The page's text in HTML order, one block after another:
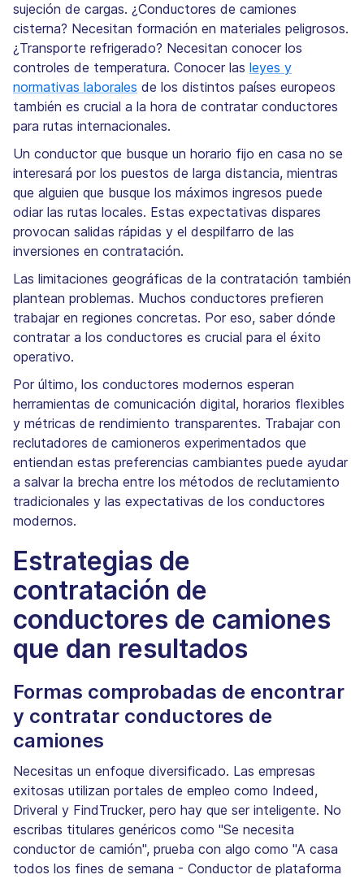
sujeción de cargas. ¿Conductores de camiones
cisterna? Necesitan formación en materiales peligrosos.
¿Transporte refrigerado? Necesitan conocer los
controles de temperatura. Conocer las leyes y
normativas laborales de los distintos países europeos
también es crucial a la hora de contratar conductores
para rutas internacionales.
Un conductor que busque un horario fijo en casa no se
interesará por los puestos de larga distancia, mientras
que alguien que busque los máximos ingresos puede
odiar las rutas locales. Estas expectativas dispares
provocan salidas rápidas y el despilfarro de las
inversiones en contratación.
Las limitaciones geográficas de la contratación también
plantean problemas. Muchos conductores prefieren
trabajar en regiones concretas. Por eso, saber dónde
contratar a los conductores es crucial para el éxito
operativo.
Por último, los conductores modernos esperan
herramientas de comunicación digital, horarios flexibles
y métricas de rendimiento transparentes. Trabajar con
reclutadores de camioneros experimentados que
entiendan estas preferencias cambiantes puede ayudar
a salvar la brecha entre los métodos de reclutamiento
tradicionales y las expectativas de los conductores
modernos.
Estrategias de
contratación de
conductores de camiones
que dan resultados
Formas comprobadas de encontrar
y contratar conductores de
camiones
Necesitas un enfoque diversificado. Las empresas
exitosas utilizan portales de empleo como Indeed,
Driveral y FindTrucker, pero hay que ser inteligente. No
escribas titulares genéricos como "Se necesita
conductor de camión", prueba con algo como "A casa
todos los fines de semana - Conductor de plataforma